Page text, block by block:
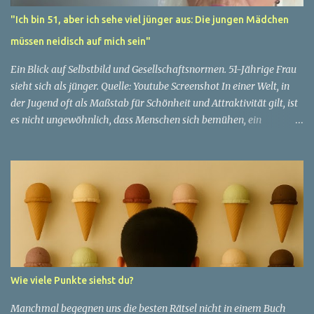
"Ich bin 51, aber ich sehe viel jünger aus: Die jungen Mädchen
müssen neidisch auf mich sein"
Ein Blick auf Selbstbild und Gesellschaftsnormen. 51-Jährige Frau
sieht sich als jünger. Quelle: Youtube Screenshot In einer Welt, in
der Jugend oft als Maßstab für Schönheit und Attraktivität gilt, ist
es nicht ungewöhnlich, dass Menschen sich bemühen, ein
faszinierendes Beispiel für diese Diskrepanz ist die Geschichte
einer 51-jährigen Frau, deren Überzeugung von ihrem Aussehen
sie dazu bringt, sich jünger zu fühlen, als die Gesellschaft sie
wahrnimmt. Diese Frau, deren Name aus Datenschutzgründen
anonym bleibt, erzählt von ihrem Leben und ihren Gedanken über
das Altern. "Ich fühle mich nicht wie 51", sagt sie mit einem
Lächeln. "Ich habe das Gefühl, dass ich immer noch in meinen
30ern bin." Für sie ist das Alter nichts als eine Zahl, eine
Wie viele Punkte siehst du?
Manchmal begegnen uns die besten Rätsel nicht in einem Buch